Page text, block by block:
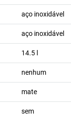
aço inoxidável
aço inoxidável
14.5
nenhum
mate
sem